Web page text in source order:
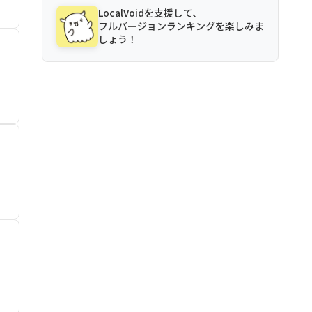
LocalVoidを支援して、
フルバージョンランキングを楽しみま
しょう！